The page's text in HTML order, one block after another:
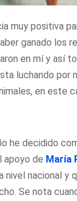
muy positiva
ganado los
en mí y así
luchando por
en este
he decidido
apoyo de María
nivel nacional y
Se nota